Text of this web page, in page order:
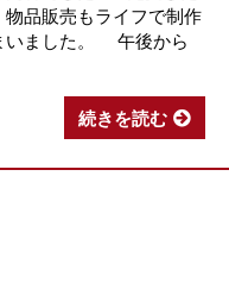
品販売もライフで制作
いました。 午後から
続きを読む